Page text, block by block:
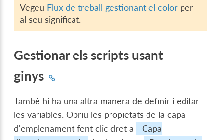
Vegeu Flux de treball gestionant el color per
al seu significat.
Gestionar els scripts usant
ginys
També hi ha una altra manera de definir i editar
les variables. Obriu les propietats de la capa
d'emplenament fent clic dret a
Capa